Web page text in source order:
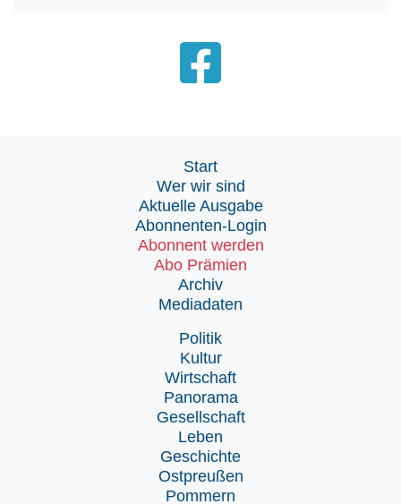
Start
Wer wir sind
Aktuelle Ausgabe
Abonnenten-Login
Abonnent werden
Abo Prämien
Archiv
Mediadaten
Politik
Kultur
Wirtschaft
Panorama
Gesellschaft
Leben
Geschichte
Ostpreußen
Pommern